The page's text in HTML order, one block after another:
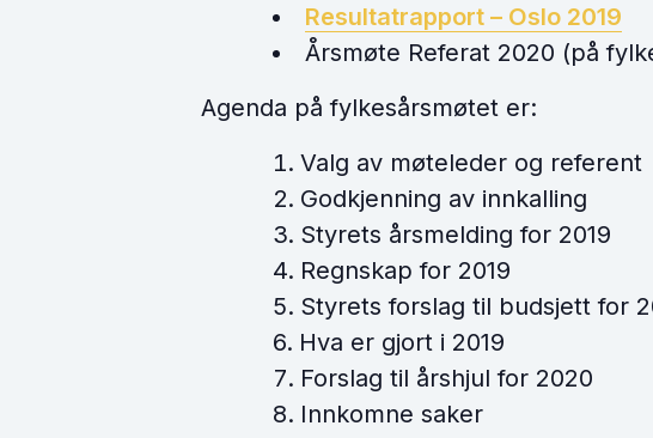
Resultatrapport – Oslo 2019
Årsmøte Referat 2020 (på
Agenda på fylkesårsmøtet er:
Valg av møteleder og referent
Godkjenning av innkalling
Styrets årsmelding for 2019
Regnskap for 2019
Styrets forslag til budsjett for
Hva er gjort i 2019
Forslag til årshjul for 2020
Innkomne saker